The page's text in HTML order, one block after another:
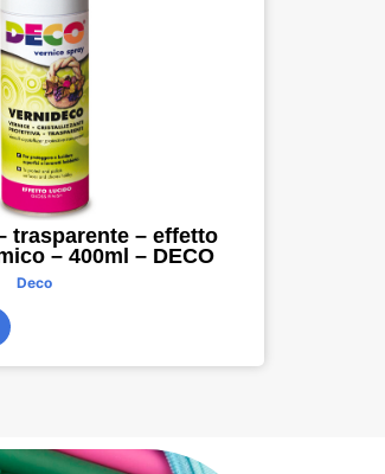
trasparente – effetto
– 400ml – DECO
Deco